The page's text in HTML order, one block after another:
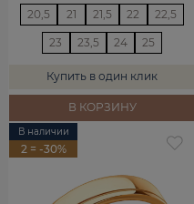
20,5 21 21,5 22 22,5
23 23,5 24 25
Купить в один клик
В КОРЗИНУ
В наличии
2 = -30%